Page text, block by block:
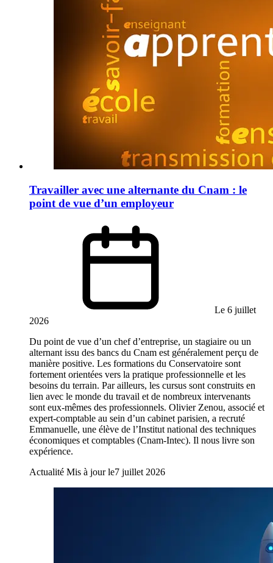
Travailler avec une alternante du Cnam : le
point de vue d’un employeur
Le 6 juillet
2026
Du point de vue d’un chef d’entreprise, un stagiaire ou un
alternant issu des bancs du Cnam est généralement perçu de
manière positive. Les formations du Conservatoire sont
fortement orientées vers la pratique professionnelle et les
besoins du terrain. Par ailleurs, les cursus sont construits en
lien avec le monde du travail et de nombreux intervenants
sont eux-mêmes des professionnels. Olivier Zenou, associé et
expert-comptable au sein d’un cabinet parisien, a recruté
Emmanuelle, une élève de l’Institut national des techniques
économiques et comptables (Cnam-Intec). Il nous livre son
expérience.
Actualité Mis à jour le7 juillet 2026